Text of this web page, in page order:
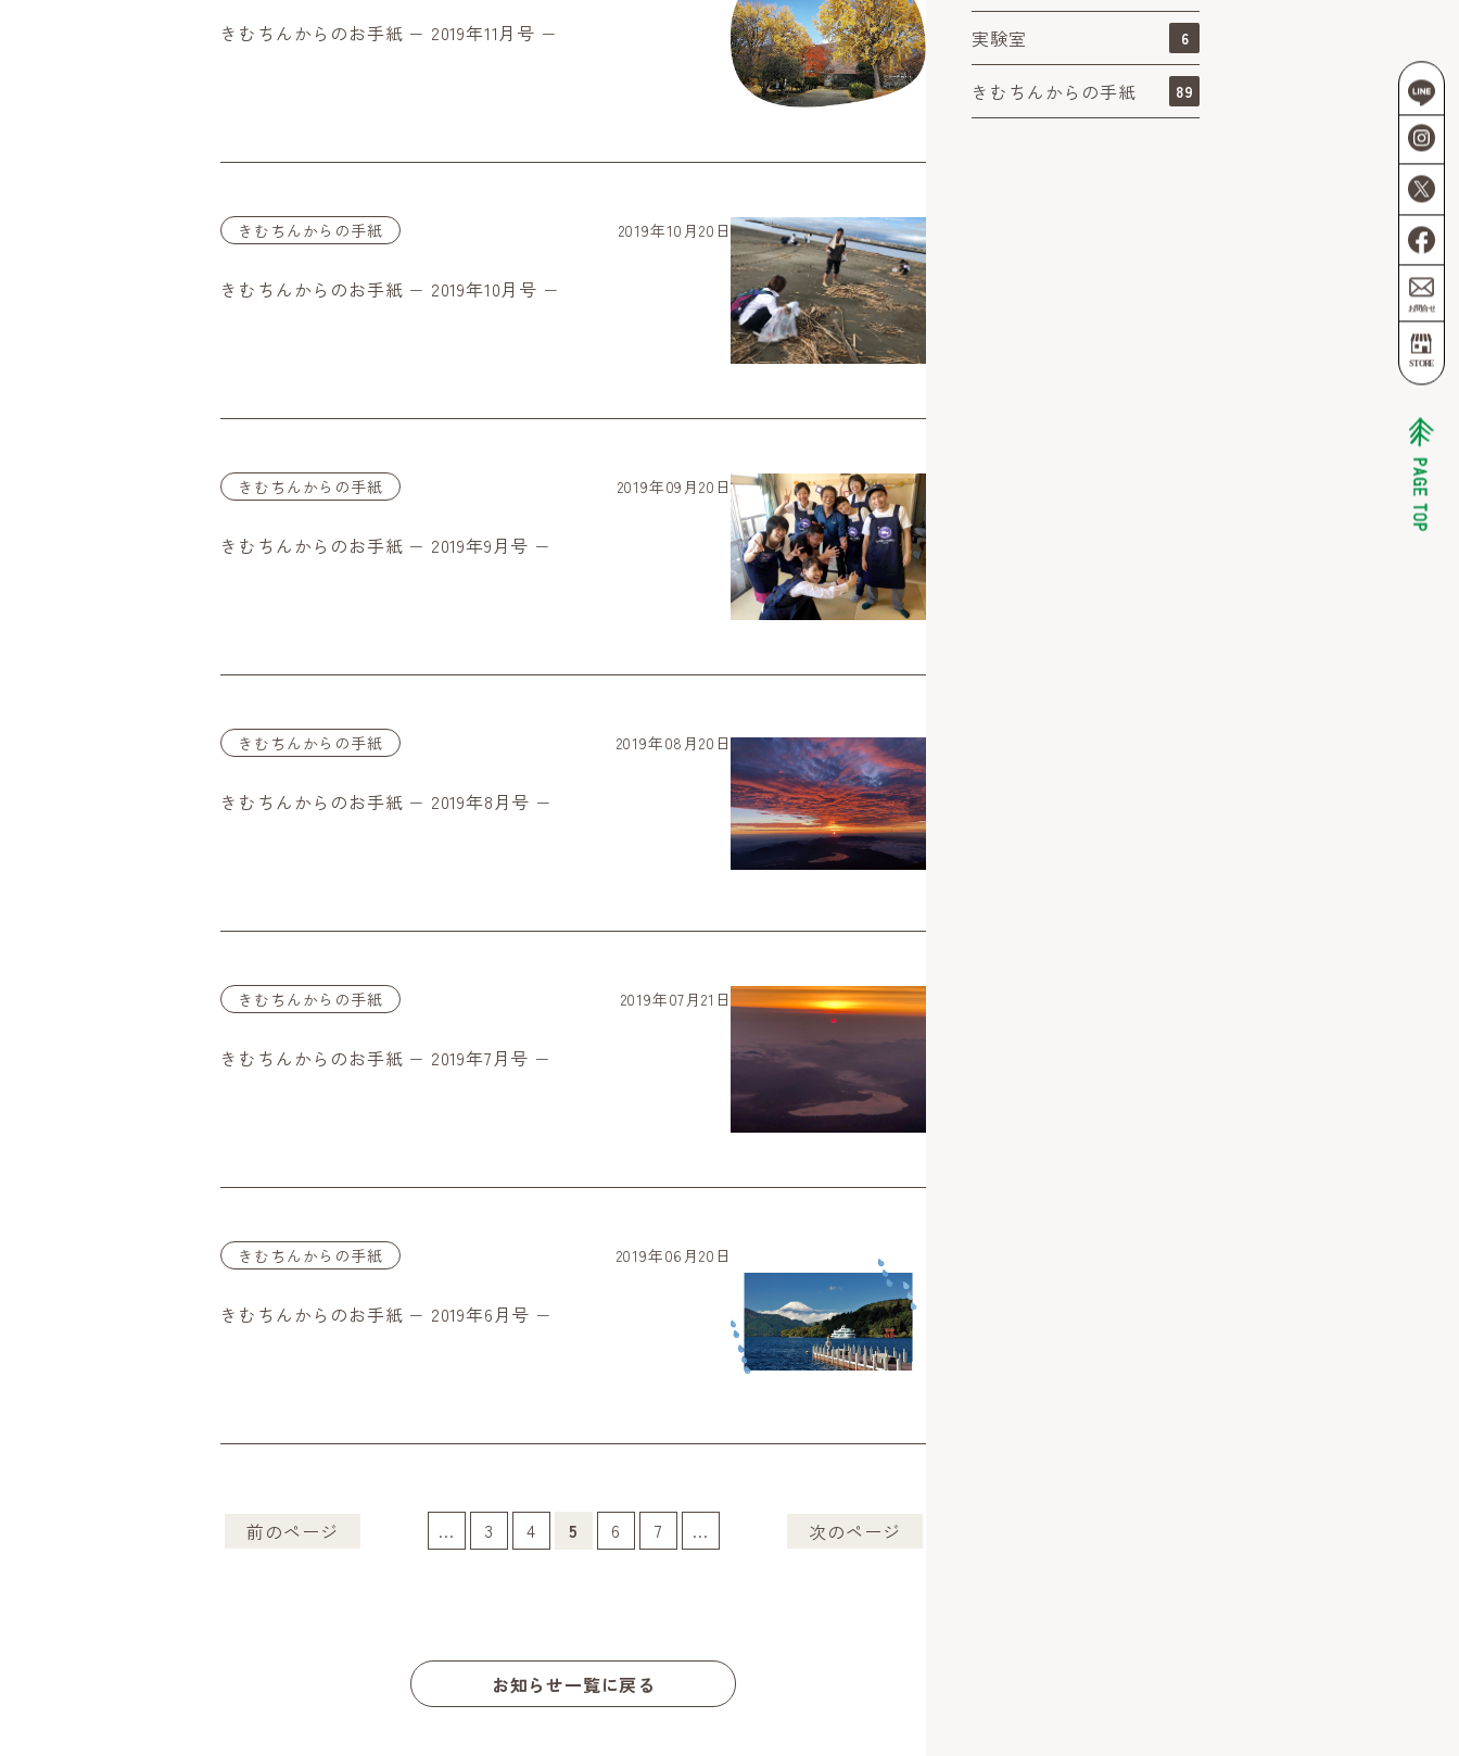
きむちんからのお手紙 − 2019年11月号 −
きむちんからの手紙 2019年10月20日
きむちんからのお手紙 − 2019年10月号 −
きむちんからの手紙 2019年09月20日
きむちんからのお手紙 − 2019年9月号 −
きむちんからの手紙 2019年08月20日
きむちんからのお手紙 − 2019年8月号 −
きむちんからの手紙 2019年07月21日
きむちんからのお手紙 − 2019年7月号 −
きむちんからの手紙 2019年06月20日
きむちんからのお手紙 − 2019年6月号 −
前のページ ... 3 4 5 6 7 ... 次のページ
お知らせ一覧に戻る
実験室 6
きむちんからの手紙 89